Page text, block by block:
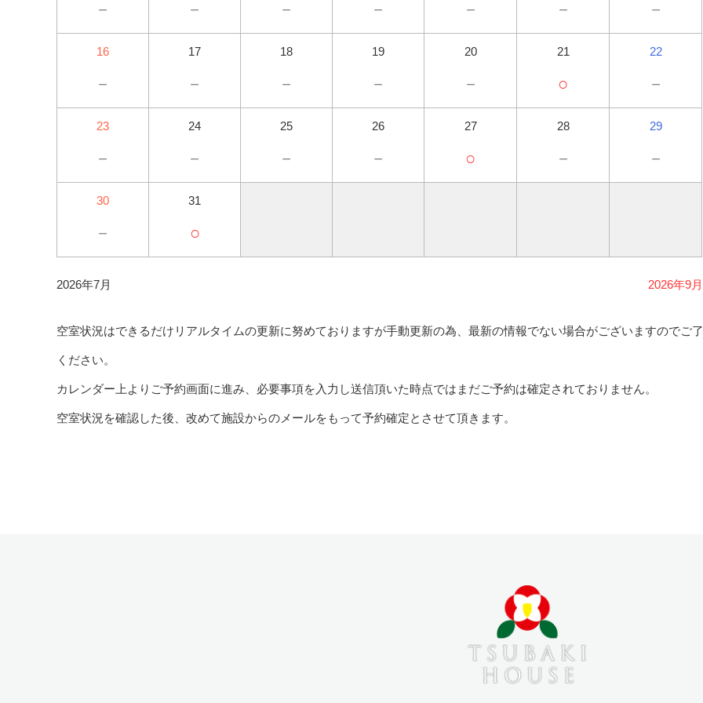
－ － － － － － －
16
－
17
－
18
－
19
－
20
－
21
○
22
－
23
－
24
－
25
－
26
－
27
○
28
－
29
－
30
－
31
○
2026年7月 2026年9月
空室状況はできるだけリアルタイムの更新に努めておりますが手動更新の為、最新の情報でない場合がございますのでご
ください。
カレンダー上よりご予約画面に進み、必要事項を入力し送信頂いた時点ではまだご予約は確定されておりません。
空室状況を確認した後、改めて施設からのメールをもって予約確定とさせて頂きます。